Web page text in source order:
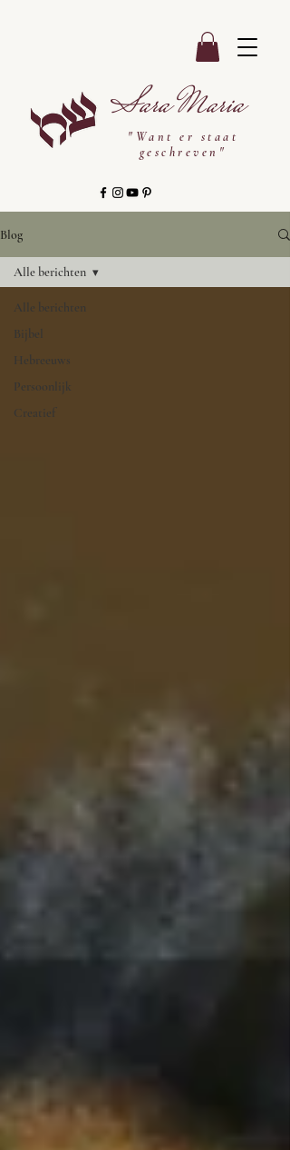
Sara Maria
"Want er staat
geschreven"
Blog
Alle berichten
Bijbel
Hebreeuws
Persoonlijk
Creatief
Alle berichten